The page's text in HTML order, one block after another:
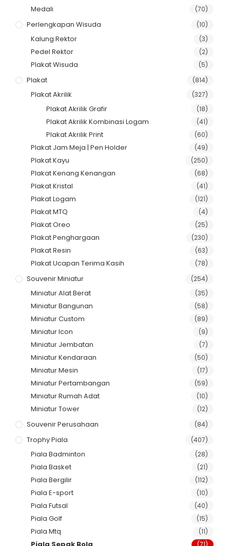
Medali (70)
Perlengkapan Wisuda (10)
Kalung Rektor (3)
Pedel Rektor (2)
Plakat Wisuda (5)
Plakat (814)
Plakat Akrilik (327)
Plakat Akrilik Grafir (18)
Plakat Akrilik Kombinasi Logam (41)
Plakat Akrilik Print (60)
Plakat Jam Meja | Pen Holder (49)
Plakat Kayu (250)
Plakat Kenang Kenangan (68)
Plakat Kristal (41)
Plakat Logam (121)
Plakat MTQ (4)
Plakat Oreo (25)
Plakat Penghargaan (230)
Plakat Resin (63)
Plakat Ucapan Terima Kasih (78)
Souvenir Miniatur (254)
Miniatur Alat Berat (35)
Miniatur Bangunan (58)
Miniatur Custom (89)
Miniatur Icon (9)
Miniatur Jembatan (7)
Miniatur Kendaraan (50)
Miniatur Mesin (17)
Miniatur Pertambangan (59)
Miniatur Rumah Adat (10)
Miniatur Tower (12)
Souvenir Perusahaan (84)
Trophy Piala (407)
Piala Badminton (28)
Piala Basket (21)
Piala Bergilir (112)
Piala E-sport (10)
Piala Futsal (40)
Piala Golf (15)
Piala Mtq (11)
(71)